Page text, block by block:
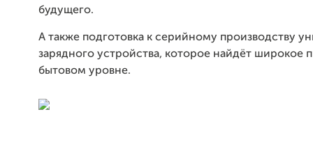
будущего.
А также подготовка к серийному производству
зарядного устройства, которое найдёт широкое
бытовом уровне.